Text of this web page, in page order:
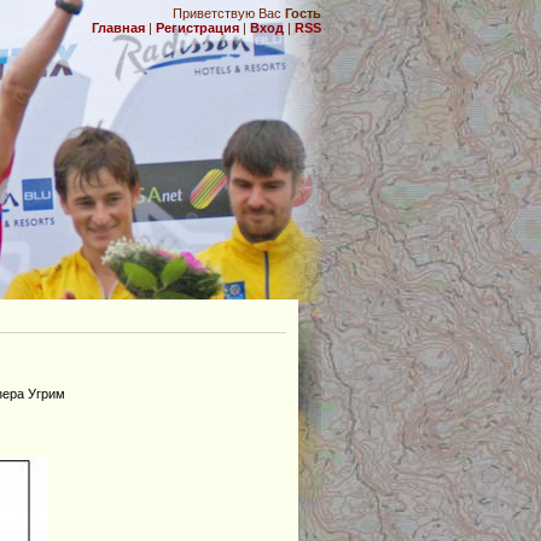
Приветствую Вас Гость
Главная | Регистрация | Вход | RSS
Угрим